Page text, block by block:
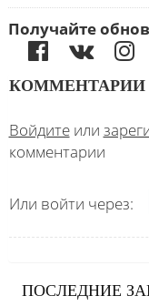
Получайте
КОММЕНТАРИИ
Войдитеили
комментарии
Или войти через:
ПОСЛЕДНИЕ